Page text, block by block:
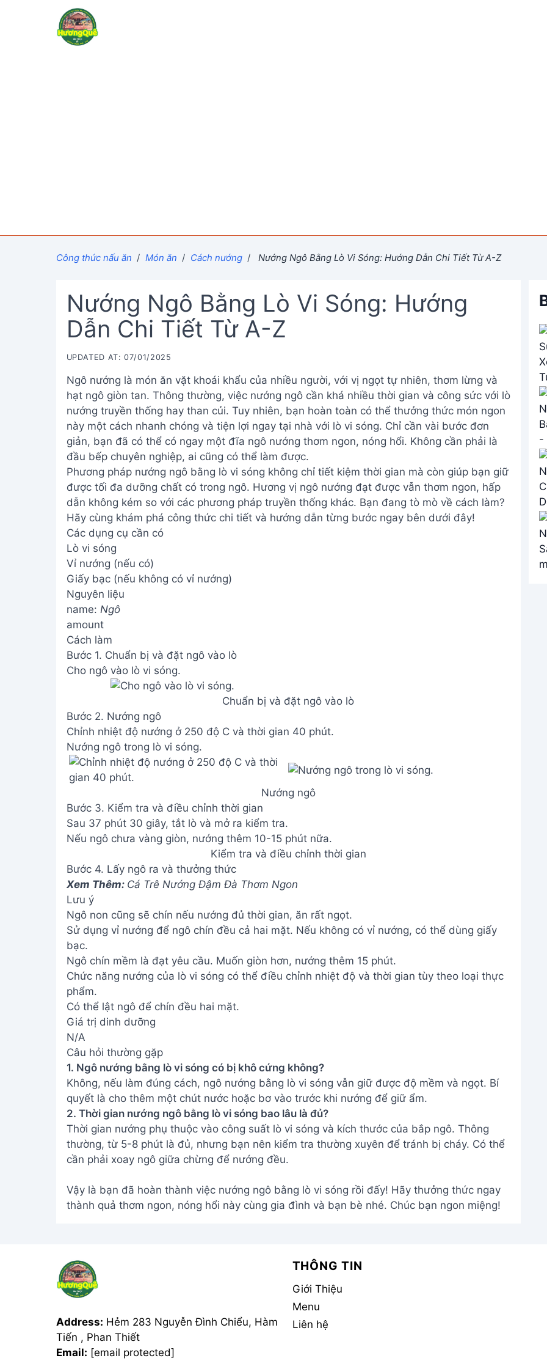
Công thức nấu ăn / Món ăn / Cách nướng / Nướng Ngô Bằng Lò Vi Sóng: Hướng Dẫn Chi Tiết Từ A-Z
Nướng Ngô Bằng Lò Vi Sóng: Hướng
Dẫn Chi Tiết Từ A-Z
UPDATED AT: 07/01/2025
Ngô nướng là món ăn vặt khoái khẩu của nhiều người, với vị ngọt tự nhiên, thơm lừng và
hạt ngô giòn tan. Thông thường, việc nướng ngô cần khá nhiều thời gian và công sức với lò
nướng truyền thống hay than củi. Tuy nhiên, bạn hoàn toàn có thể thưởng thức món ngon
này một cách nhanh chóng và tiện lợi ngay tại nhà với lò vi sóng. Chỉ cần vài bước đơn
giản, bạn đã có thể có ngay một đĩa ngô nướng thơm ngon, nóng hổi. Không cần phải là
đầu bếp chuyên nghiệp, ai cũng có thể làm được.
Phương pháp nướng ngô bằng lò vi sóng không chỉ tiết kiệm thời gian mà còn giúp bạn giữ
được tối đa dưỡng chất có trong ngô. Hương vị ngô nướng đạt được vẫn thơm ngon, hấp
dẫn không kém so với các phương pháp truyền thống khác. Bạn đang tò mò về cách làm?
Hãy cùng khám phá công thức chi tiết và hướng dẫn từng bước ngay bên dưới đây!
Các dụng cụ cần có
Lò vi sóng
Vỉ nướng (nếu có)
Giấy bạc (nếu không có vỉ nướng)
Nguyên liệu
name: Ngô
amount
Cách làm
Bước 1. Chuẩn bị và đặt ngô vào lò
Cho ngô vào lò vi sóng.
Chuẩn bị và đặt ngô vào lò
Bước 2. Nướng ngô
Chỉnh nhiệt độ nướng ở 250 độ C và thời gian 40 phút.
Nướng ngô trong lò vi sóng.
Nướng ngô
Bước 3. Kiểm tra và điều chỉnh thời gian
Sau 37 phút 30 giây, tắt lò và mở ra kiểm tra.
Nếu ngô chưa vàng giòn, nướng thêm 10-15 phút nữa.
Kiểm tra và điều chỉnh thời gian
Bước 4. Lấy ngô ra và thưởng thức
Xem Thêm: Cá Trê Nướng Đậm Đà Thơm Ngon
Lưu ý
Ngô non cũng sẽ chín nếu nướng đủ thời gian, ăn rất ngọt.
Sử dụng vỉ nướng để ngô chín đều cả hai mặt. Nếu không có vỉ nướng, có thể dùng giấy
bạc.
Ngô chín mềm là đạt yêu cầu. Muốn giòn hơn, nướng thêm 15 phút.
Chức năng nướng của lò vi sóng có thể điều chỉnh nhiệt độ và thời gian tùy theo loại thực
phẩm.
Có thể lật ngô để chín đều hai mặt.
Giá trị dinh dưỡng
N/A
Câu hỏi thường gặp
1. Ngô nướng bằng lò vi sóng có bị khô cứng không?
Không, nếu làm đúng cách, ngô nướng bằng lò vi sóng vẫn giữ được độ mềm và ngọt. Bí
quyết là cho thêm một chút nước hoặc bơ vào trước khi nướng để giữ ẩm.
2. Thời gian nướng ngô bằng lò vi sóng bao lâu là đủ?
Thời gian nướng phụ thuộc vào công suất lò vi sóng và kích thước của bắp ngô. Thông
thường, từ 5-8 phút là đủ, nhưng bạn nên kiểm tra thường xuyên để tránh bị cháy. Có thể
cần phải xoay ngô giữa chừng để nướng đều.
Vậy là bạn đã hoàn thành việc nướng ngô bằng lò vi sóng rồi đấy! Hãy thưởng thức ngay
thành quả thơm ngon, nóng hổi này cùng gia đình và bạn bè nhé. Chúc bạn ngon miệng!
Address: Hẻm 283 Nguyễn Đình Chiểu, Hàm
Tiến , Phan Thiết
Email: [email protected]
THÔNG TIN
Giới Thiệu
Menu
Liên hệ